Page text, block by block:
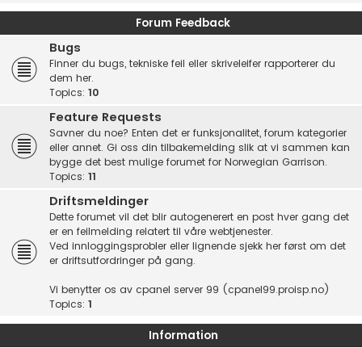
Forum Feedback
Bugs
Finner du bugs, tekniske feil eller skriveleifer rapporterer du
dem her.
Topics: 10
Feature Requests
Savner du noe? Enten det er funksjonalitet, forum kategorier
eller annet. Gi oss din tilbakemelding slik at vi sammen kan
bygge det best mulige forumet for Norwegian Garrison.
Topics: 11
Driftsmeldinger
Dette forumet vil det blir autogenerert en post hver gang det
er en feilmelding relatert til våre webtjenester.
Ved innloggingsprobler eller lignende sjekk her først om det
er driftsutfordringer på gang.
Vi benytter os av cpanel server 99 (cpanel99.proisp.no)
Topics: 1
Information